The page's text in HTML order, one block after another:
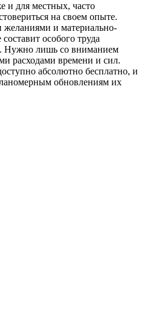
и для местных, часто
на своем опыте.
желаниями и материально-
особого труда
Нужно лишь со вниманием
расходами времени и сил.
абсолютно бесплатно, и
обновлениям их